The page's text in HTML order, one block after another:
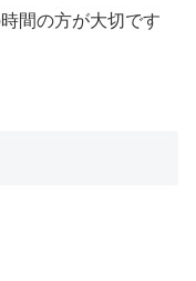
間の方が大切です